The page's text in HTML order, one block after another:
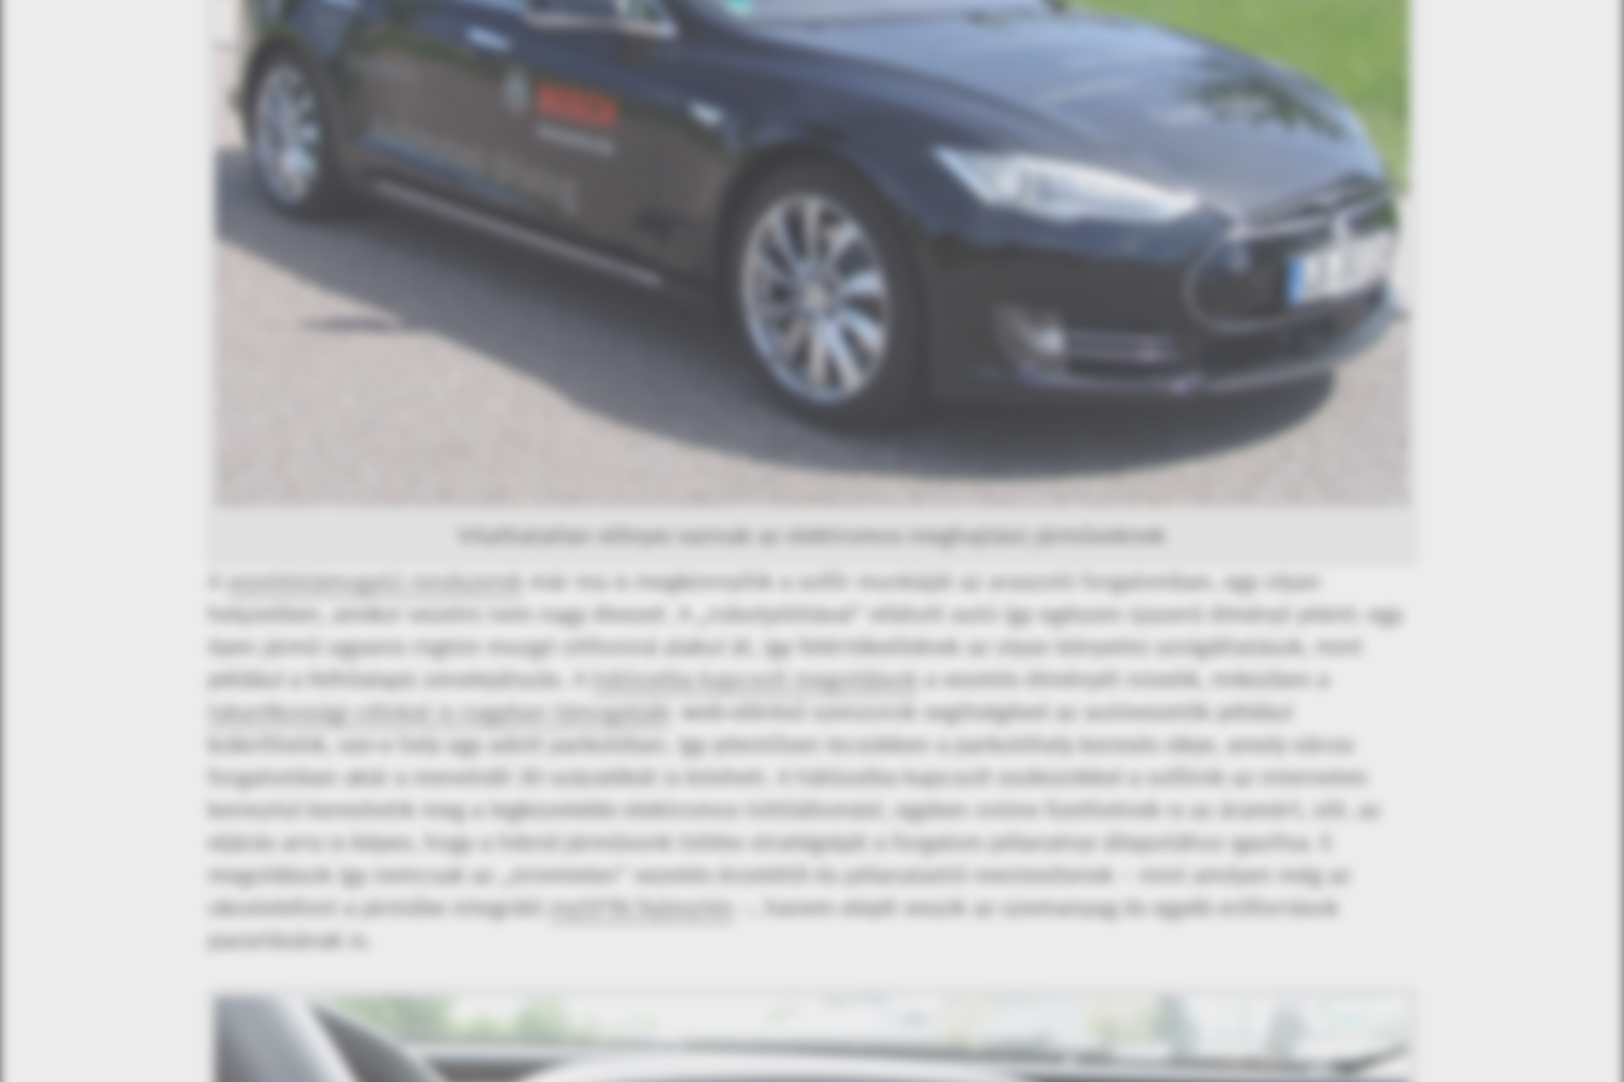
Vitathatatlan előnyei vannak az elektromos meghajtású járműveknek
vezetéstámogató rendszerek
már ma is megkönnyítik a sofőr munkáját az araszoló forgalomban, egy olyan
helyzetben, amikor vezetni nem nagy élvezet. A „robotpilótával” ellátott autó így egészen újszerű élményt jelent: egy
ilyen jármű ugyanis rögtön mozgó otthonná alakul át, így felértékelődnek az olyan kényelmi szolgáltatások, mint
például a felhőalapú zenelejátszás. A
hálózatba kapcsolt megoldások a vezetés élményét növelik, miközben a
takarékossági célokat is nagyban támogatják
: web-elérésű szenzorok segítségével az autóvezetők például
kideríthetik, van-e hely egy adott parkolóban, így jelentősen lecsökken a parkolóhely keresés ideje, amely városi
forgalomban akár a menetidő 30 százalékát is kiteheti. A hálózatba kapcsolt eszközökkel a sofőrök az interneten
keresztül kereshetik meg a legközelebbi elektromos töltőállomást, egyben online fizethetnek is az áramért, sőt, az
eljárás arra is képes, hogy a hibrid járművünk töltési stratégiáját a forgalom pillanatnyi állapotához igazítsa. E
megoldások így nemcsak az „örömtelen” vezetés érzetétől és pillanataitól mentesítenek – mint amilyen még az
okostelefont a járműbe integráló
mySPIN fejlesztés
–, hanem elejét veszik az üzemanyag és egyéb erőforrások
pazarlásának is.